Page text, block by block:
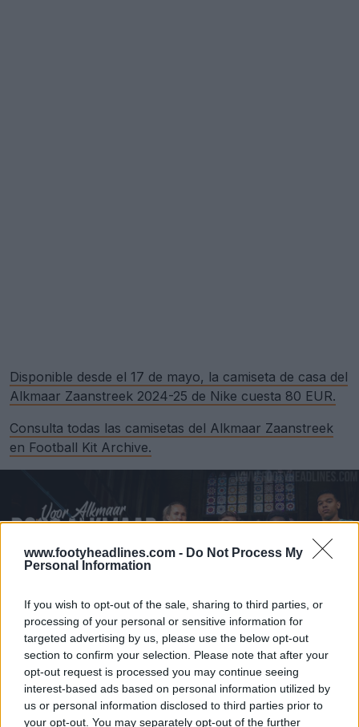
www.footyheadlines.com - Do Not Process My
Personal Information
If you wish to opt-out of the sale, sharing to third parties, or
processing of your personal or sensitive information for
targeted advertising by us, please use the below opt-out
section to confirm your selection. Please note that after your
opt-out request is processed you may continue seeing
interest-based ads based on personal information utilized by
us or personal information disclosed to third parties prior to
your opt-out. You may separately opt-out of the further
Disponible desde el 17 de mayo, la camiseta de casa del
Alkmaar Zaanstreek 2024-25 de Nike cuesta 80 EUR.
Consulta todas las camisetas del Alkmaar Zaanstreek
en Football Kit Archive.